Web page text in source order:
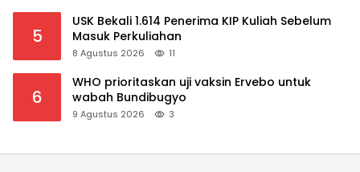
5
USK Bekali 1.614 Penerima KIP Kuliah Sebelum
Masuk Perkuliahan
8 Agustus 2026 11
6
WHO prioritaskan uji vaksin Ervebo untuk
wabah Bundibugyo
9 Agustus 2026 3